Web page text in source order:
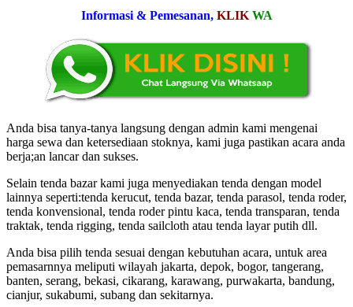
Informasi & Pemesanan, KLIK WA
Anda bisa tanya-tanya langsung dengan admin kami mengenai
harga sewa dan ketersediaan stoknya, kami juga pastikan acara anda
berja;an lancar dan sukses.
Selain tenda bazar kami juga menyediakan tenda dengan model
lainnya seperti:tenda kerucut, tenda bazar, tenda parasol, tenda roder,
tenda konvensional, tenda roder pintu kaca, tenda transparan, tenda
traktak, tenda rigging, tenda sailcloth atau tenda layar putih dll.
Anda bisa pilih tenda sesuai dengan kebutuhan acara, untuk area
pemasarnnya meliputi wilayah jakarta, depok, bogor, tangerang,
banten, serang, bekasi, cikarang, karawang, purwakarta, bandung,
cianjur, sukabumi, subang dan sekitarnya.